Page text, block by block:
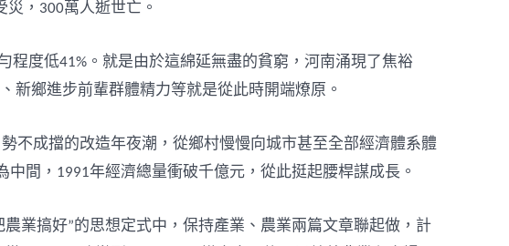
，300萬人逝世亡。
度低41%。就是由於這綿延無盡的貧窮，河南涌現了焦裕
新鄉進步前輩群體精力等就是從此時開端燎原。
不成擋的改造年夜潮，從鄉村慢慢向城市甚至全部經濟體系體
間，1991年經濟總量衝破千億元，從此挺起腰桿謀成長。
業搞好”的思想定式中，保持產業、農業兩篇文章聯起做，計